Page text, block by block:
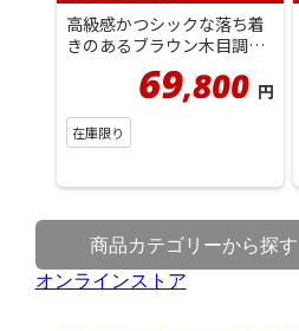
高級感かつシックな落ち着
きのあるブラウン木目調。
ホコリを防ぎつつ見せるガ
ラス扉収...69,800 円
在庫限り
オンラインストア